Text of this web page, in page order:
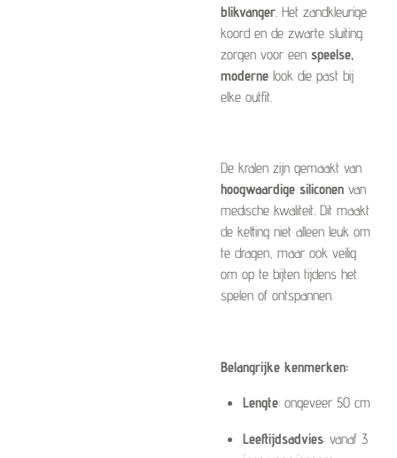
blikvanger . Het zandkleurige
koord en de zwarte sluiting
zorgen voor een speelse,
moderne look die past bij
elke outfit.
De kralen zijn gemaakt van
hoogwaardige siliconen van
medische kwaliteit. Dit maakt
de ketting niet alleen leuk om
te dragen, maar ook veilig
om op te bijten tijdens het
spelen of ontspannen.
Belangrijke kenmerken:
Lengte: ongeveer 50 cm
Leeftijdsadvies: vanaf 3